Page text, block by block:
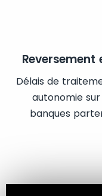
Délais de
autonomie
banques